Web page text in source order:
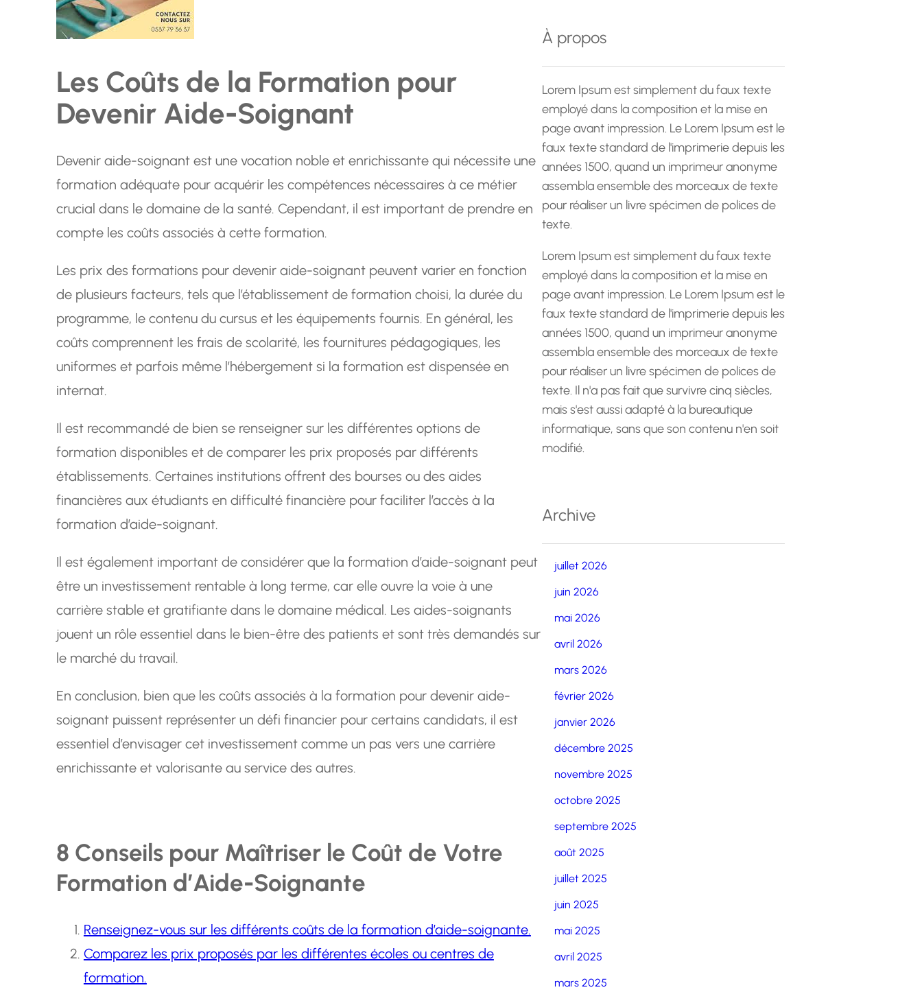
Les Coûts de la Formation pour
Devenir Aide-Soignant
Devenir aide-soignant est une vocation noble et enrichissante qui nécessite une
formation adéquate pour acquérir les compétences nécessaires à ce métier
crucial dans le domaine de la santé. Cependant, il est important de prendre en
compte les coûts associés à cette formation.
Les prix des formations pour devenir aide-soignant peuvent varier en fonction
de plusieurs facteurs, tels que l’établissement de formation choisi, la durée du
programme, le contenu du cursus et les équipements fournis. En général, les
coûts comprennent les frais de scolarité, les fournitures pédagogiques, les
uniformes et parfois même l’hébergement si la formation est dispensée en
internat.
Il est recommandé de bien se renseigner sur les différentes options de
formation disponibles et de comparer les prix proposés par différents
établissements. Certaines institutions offrent des bourses ou des aides
financières aux étudiants en difficulté financière pour faciliter l’accès à la
formation d’aide-soignant.
Il est également important de considérer que la formation d’aide-soignant peut
être un investissement rentable à long terme, car elle ouvre la voie à une
carrière stable et gratifiante dans le domaine médical. Les aides-soignants
jouent un rôle essentiel dans le bien-être des patients et sont très demandés sur
le marché du travail.
En conclusion, bien que les coûts associés à la formation pour devenir aide-
soignant puissent représenter un défi financier pour certains candidats, il est
essentiel d’envisager cet investissement comme un pas vers une carrière
enrichissante et valorisante au service des autres.
8 Conseils pour Maîtriser le Coût de Votre
Formation d’Aide-Soignante
Renseignez-vous sur les différents coûts de la formation d’aide-soignante.
Comparez les prix proposés par les différentes écoles ou centres de
formation.
r
c
h
e
À propos
Lorem Ipsum est simplement du faux texte
employé dans la composition et la mise en
page avant impression. Le Lorem Ipsum est le
faux texte standard de l'imprimerie depuis les
années 1500, quand un imprimeur anonyme
assembla ensemble des morceaux de texte
pour réaliser un livre spécimen de polices de
texte.
Lorem Ipsum est simplement du faux texte
employé dans la composition et la mise en
page avant impression. Le Lorem Ipsum est le
faux texte standard de l'imprimerie depuis les
années 1500, quand un imprimeur anonyme
assembla ensemble des morceaux de texte
pour réaliser un livre spécimen de polices de
texte. Il n'a pas fait que survivre cinq siècles,
mais s'est aussi adapté à la bureautique
informatique, sans que son contenu n'en soit
modifié.
Archive
juillet 2026
juin 2026
mai 2026
avril 2026
mars 2026
février 2026
janvier 2026
décembre 2025
novembre 2025
octobre 2025
septembre 2025
août 2025
juillet 2025
juin 2025
mai 2025
avril 2025
mars 2025